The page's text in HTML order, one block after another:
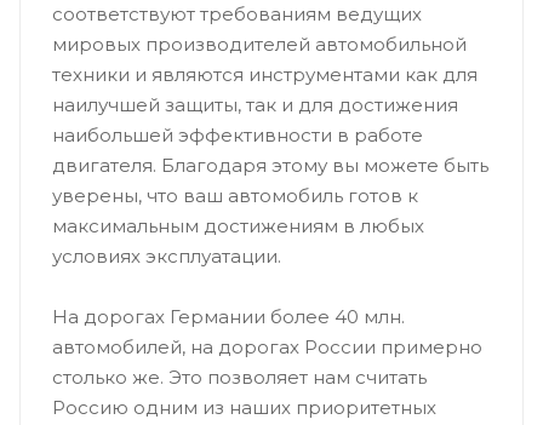
соответствуют требованиям ведущих
мировых производителей автомобильной
техники и являются инструментами как для
наилучшей защиты, так и для достижения
наибольшей эффективности в работе
двигателя. Благодаря этому вы можете быть
уверены, что ваш автомобиль готов к
максимальным достижениям в любых
условиях эксплуатации.
На дорогах Германии более 40 млн.
автомобилей, на дорогах России примерно
столько же. Это позволяет нам считать
Россию одним из наших приоритетных